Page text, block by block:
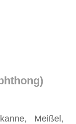
Meißel,